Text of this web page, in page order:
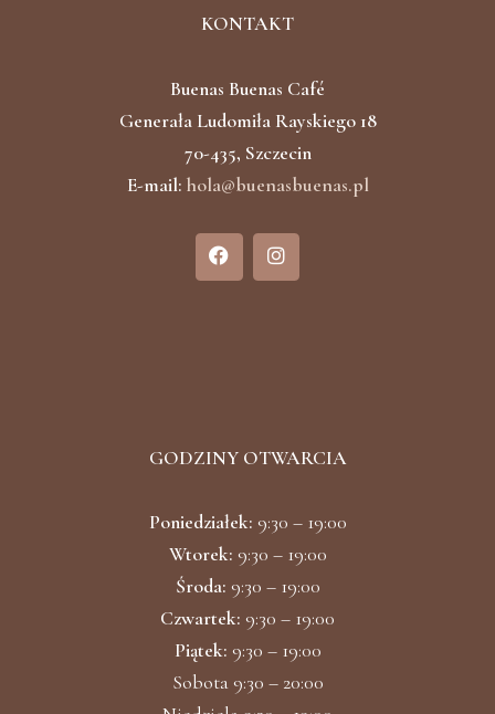
KONTAKT
Buenas Buenas Café
Generała Ludomiła Rayskiego 18
70-435, Szczecin
E-mail: hola@buenasbuenas.pl
F
a
c
I
n
s
m
GODZINY OTWARCIA
Poniedziałek: 9:30 – 19:00
Wtorek: 9:30 – 19:00
Środa: 9:30 – 19:00
Czwartek: 9:30 – 19:00
Piątek: 9:30 – 19:00
Sobota 9:30 – 20:00